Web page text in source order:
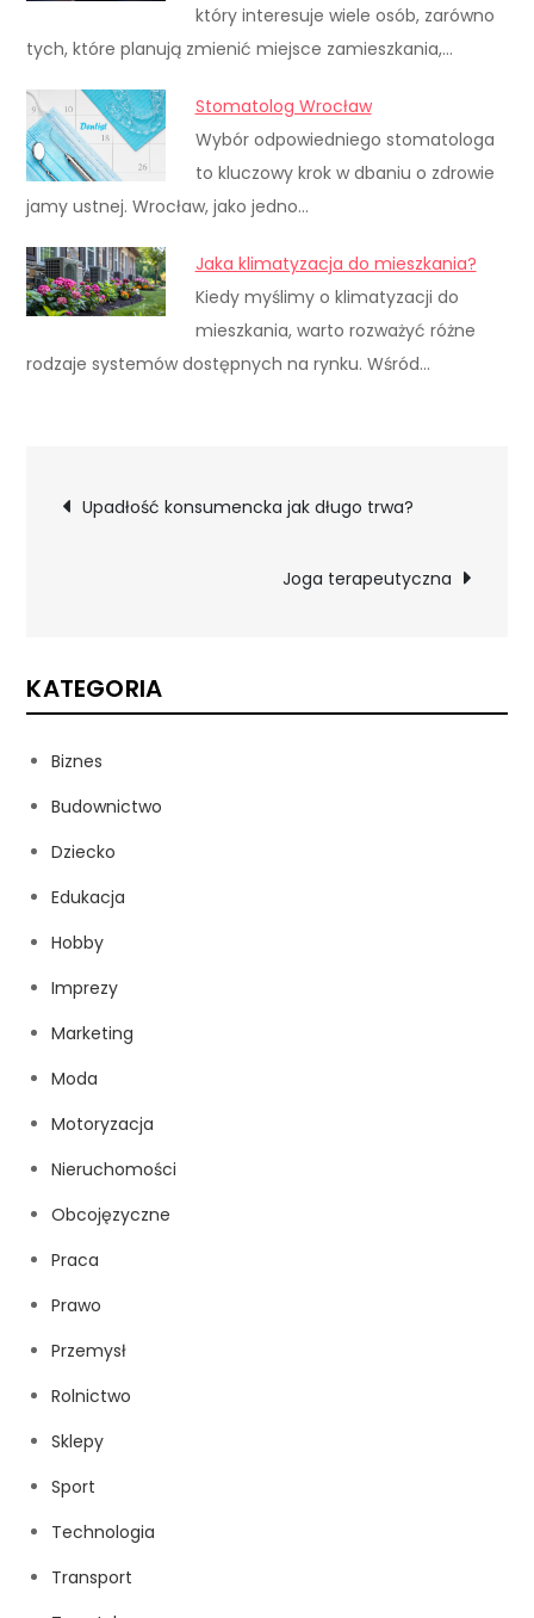
który interesuje wiele osób, zarówno
tych, które planują zmienić miejsce zamieszkania,…
Stomatolog Wrocław
Wybór odpowiedniego stomatologa
to kluczowy krok w dbaniu o zdrowie
jamy ustnej. Wrocław, jako jedno…
Jaka klimatyzacja do mieszkania?
Kiedy myślimy o klimatyzacji do
mieszkania, warto rozważyć różne
rodzaje systemów dostępnych na rynku. Wśród…
Nawigacja
Upadłość konsumencka jak długo trwa?
Joga terapeutyczna
KATEGORIA
Biznes
Budownictwo
Dziecko
Edukacja
Hobby
Imprezy
Marketing
Moda
Motoryzacja
Nieruchomości
Obcojęzyczne
Praca
Prawo
Przemysł
Rolnictwo
Sklepy
Sport
Technologia
Transport